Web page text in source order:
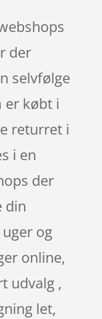
der
selvfølge
er købt i
returret i
i en
der
din
og
online,
udvalg ,
let,